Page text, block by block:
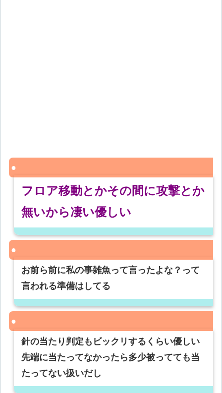
フロア移動とかその間に攻撃とか
無いから凄い優しい
お前ら前に私の事雑魚って言ったよな？って
言われる準備はしてる
針の当たり判定もビックリするくらい優しい
先端に当たってなかったら多少被ってても当
たってない扱いだし